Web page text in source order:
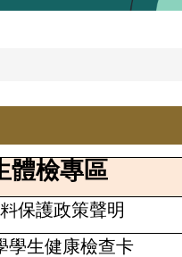
體檢專區
保護政策聲明
學生健康檢查卡